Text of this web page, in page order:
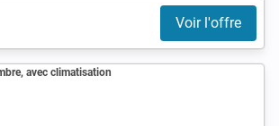
Voir l'offre